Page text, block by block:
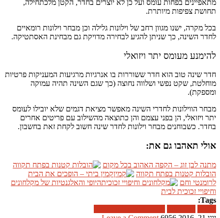
מתאפיינים בפחות עומס ועל כן לא יוצרים בחדר, הקטן מלכתחילה,
תחושת צפיפות מיותרת.
בכל מקרה, ישנו מגוון רחב של וילונות גלילה וכן מבחר וילונות רומאיים
לחדר השינה, כך שניתן להגיע לבחירה מדויקת גם מבחינת האסתטיקה.
להימנע מעומס יתר ויזואלי
חדר שינה טוב הוא חדר ששוררות בו אנרגיות מרגיעות המעניקות פרטיות
מוחלטת, שקט נפשי ושלווה נחוצה (כך שגם השינה תהיה עמוקה
ומספקת).
מבחר הווילונות לחדרי השינה מאפשר מציאת דגמים שלא יובילו לעומס
יתר ויזואלי, הן בפני עצמם והן כתוצאה מהשילוב עם פריטים אחרים
בחדר. כשבוחנים מבחר וילונות לחדר שינה חשוב לקחת זאת בחשבון.
אולי תאהבו גם את:
מתנה לבן זוג – הקפה האהוב בכל מקום
הובלות קטנות בפתח תקווה
קמין ביתי – הופכים את הבית
לרומנטי וחם
היופי והאלגנטיות של מקלחונים
וחיפויי זכוכית לבית
Tags: